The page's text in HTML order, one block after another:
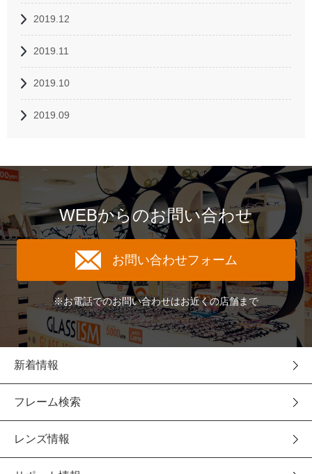
2019.12
2019.11
2019.10
2019.09
WEBからのお問い合わせ
お問い合わせフォーム
※お電話でのお問い合わせはお近くの店舗まで
新着情報
フレーム検索
レンズ情報